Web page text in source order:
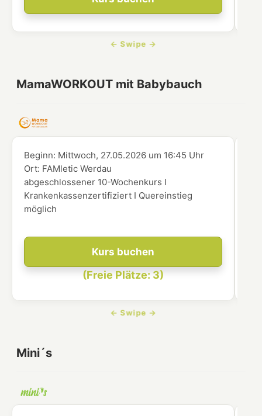
MamaWORKOUT mit Babybauch
Kurs buchen
(Freie Plätze: 3)
Beginn: Mittwoch, 27.05.2026 um 16:45 Uhr
Ort: FAMletic Werdau
abgeschlossener 10-Wochenkurs I
Krankenkassenzertifiziert I Quereinstieg
möglich
Mini´s